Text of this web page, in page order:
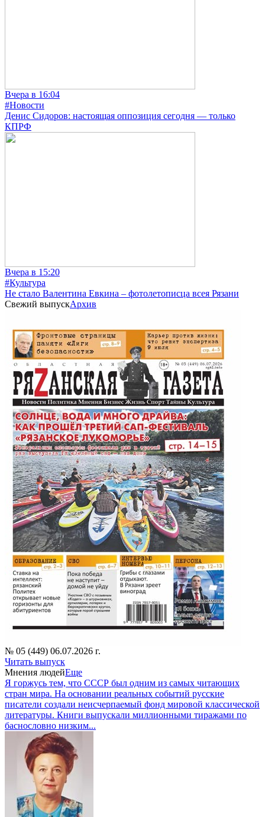
Вчера в 16:04
#Новости
Денис Сидоров: настоящая оппозиция сегодня — только
КПРФ
Вчера в 15:20
#Культура
Не стало Валентина Евкина – фотолетописца всея Рязани
Свежий выпускАрхив
№ 05 (449) 06.07.2026 г.
Читать выпуск
Мнения людейЕще
Я горжусь тем, что СССР был одним из самых читающих
стран мира. На основании реальных событий русские
писатели создали неисчерпаемый фонд мировой классической
литературы. Книги выпускали миллионными тиражами по
баснословно низким...